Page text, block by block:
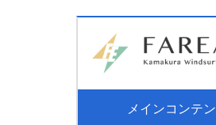
メインコンテ